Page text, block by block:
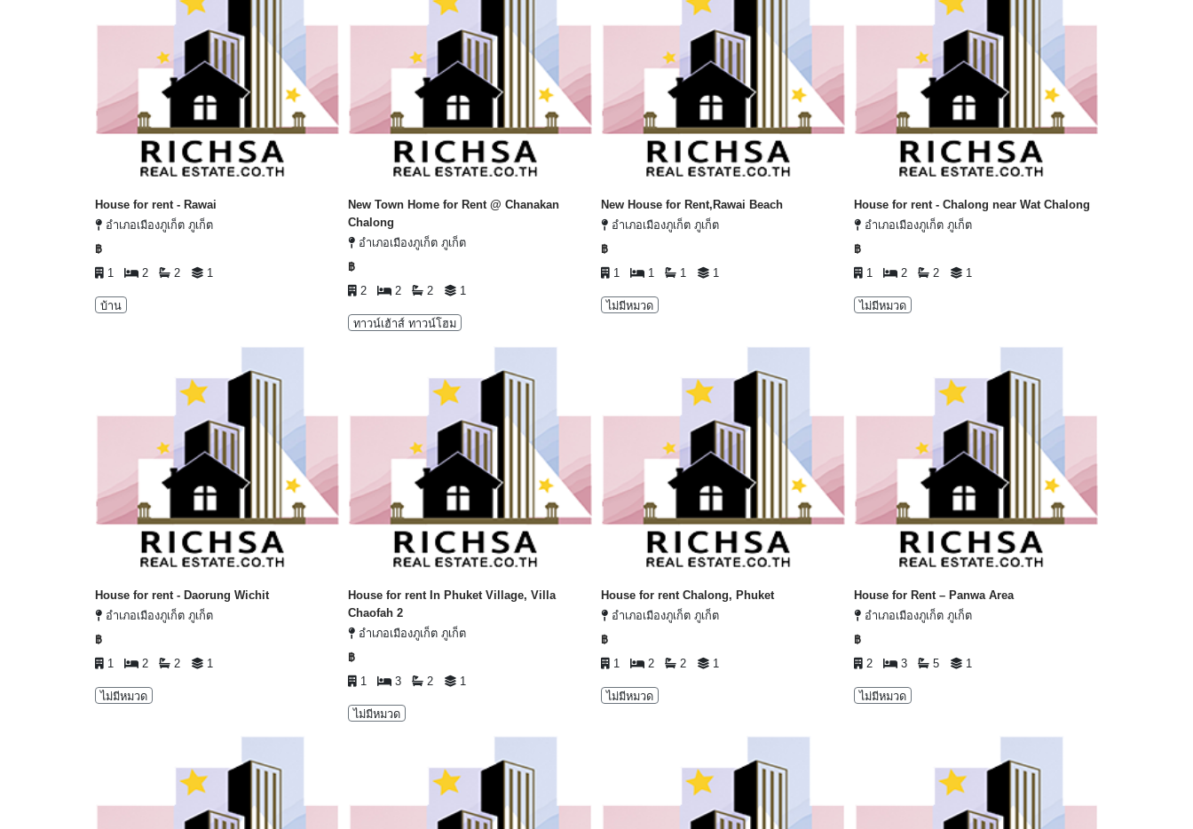
House for rent - Rawai
อำเภอเมืองภูเก็ต ภูเก็ต
฿
1
2 2 1
บ้าน
New Town Home for Rent @ Chanakan
Chalong
อำเภอเมืองภูเก็ต ภูเก็ต
฿
2
2 2 1
ทาวน์เฮ้าส์ ทาวน์โฮม
New House for Rent,Rawai Beach
อำเภอเมืองภูเก็ต ภูเก็ต
฿
1
1 1 1
ไม่มีหมวด
House for rent - Chalong near Wat Chalong
อำเภอเมืองภูเก็ต ภูเก็ต
฿
1
2 2 1
ไม่มีหมวด
House for rent - Daorung Wichit
อำเภอเมืองภูเก็ต ภูเก็ต
฿
1
2 2 1
ไม่มีหมวด
House for rent In Phuket Village, Villa
Chaofah 2
อำเภอเมืองภูเก็ต ภูเก็ต
฿
1
3 2 1
ไม่มีหมวด
House for rent Chalong, Phuket
อำเภอเมืองภูเก็ต ภูเก็ต
฿
1
2 2 1
ไม่มีหมวด
House for Rent – Panwa Area
อำเภอเมืองภูเก็ต ภูเก็ต
฿
2
3 5 1
ไม่มีหมวด